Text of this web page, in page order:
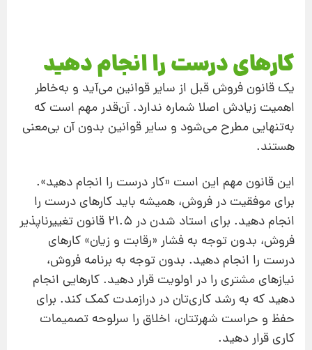
کارهای درست را انجام دهید
یک قانون فروش قبل از سایر قوانین می‌آید و به‌خاطر
اهمیت زیادش اصلا شماره ندارد. آن‌قدر مهم است که
به‌تنهایی مطرح می‌شود و سایر قوانین بدون آن بی‌معنی
هستند.
این قانون مهم این است «کار درست را انجام دهید».
برای موفقیت در فروش، همیشه باید کارهای درست را
انجام دهید. برای استاد شدن در 21.5 قانون تغییرناپذیر
فروش، بدون توجه به فشار «رقابت و زیان» کارهای
درست را انجام دهید. بدون توجه به برنامه فروش،
نیازهای مشتری را در اولویت قرار دهید. کارهایی انجام
دهید که به رشد کاری‌تان در دراز‌مدت کمک کند. برای
حفظ و حراست شهرتتان، اخلاق را سرلوحه تصمیمات
کاری‌ قرار دهید.